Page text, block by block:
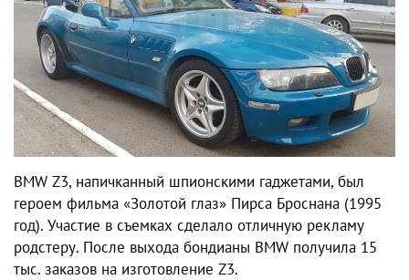
BMW Z3, напичканный шпионскими гаджетами, был
героем фильма «Золотой глаз» Пирса Броснана (1995
год). Участие в съемках сделало отличную рекламу
родстеру. После выхода бондианы BMW получила 15
тыс. заказов на изготовление Z3.